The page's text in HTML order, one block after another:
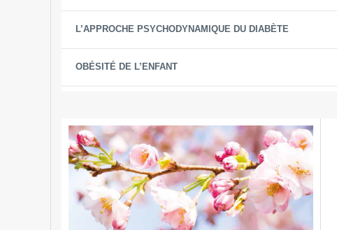
L’APPROCHE PSYCHODYNAMIQUE DU DIABÈTE
OBÉSITÉ DE L’ENFANT